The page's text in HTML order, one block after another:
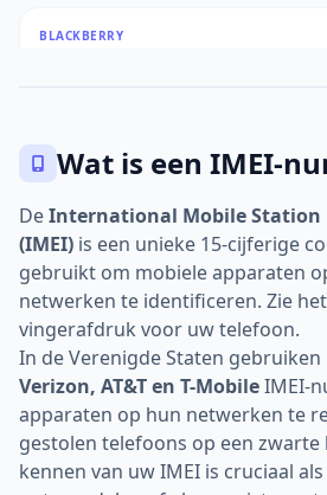
BLACKBERRY
HTC
353119672975878
BLACKBERRY
351079476770853
GOOGLE PIXEL
359848620517416
MOTOROLA
Wat is een IMEI-
DeInternational Mobile
(IMEI) is een unieke 15-cijferige
gebruikt om mobiele apparaten
netwerken te identificeren. Zie
vingerafdruk voor uw telefoon.
In de Verenigde Staten
Verizon, AT&T en T-MobileIMEI-
apparaten op hun netwerken te
gestolen telefoons op een
kennen van uw IMEI is cruciaal